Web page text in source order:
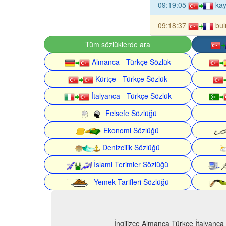
09:19:05
09:18:37
Tüm sözlüklerde ara
Almanca - Türkçe Sözlük
Kürtçe - Türkçe Sözlük
İtalyanca - Türkçe Sözlük
Felsefe Sözlüğü
Ekonomi Sözlüğü
Denizcilik Sözlüğü
İslami Terimler Sözlüğü
Yemek Tarifleri Sözlüğü
İngilizce Almanca Türkçe